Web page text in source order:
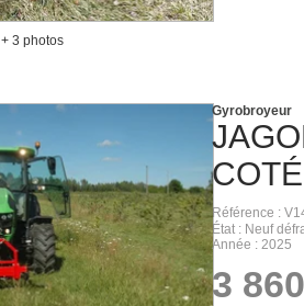
+ 3 photos
COTÉ
Gyrobroyeur
Référence
État
Neuf
Année
2025
3 860